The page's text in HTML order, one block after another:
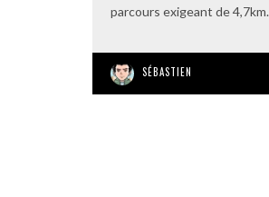
parcours exigeant de 4,7km.
SÉBASTIEN